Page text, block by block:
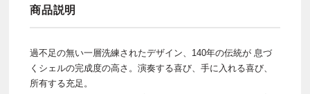
商品説明
過不足の無い一層洗練されたデザイン、140年の伝統が 息づ
くシェルの完成度の高さ。演奏する喜び、手に入れる喜び、
所有する充足。